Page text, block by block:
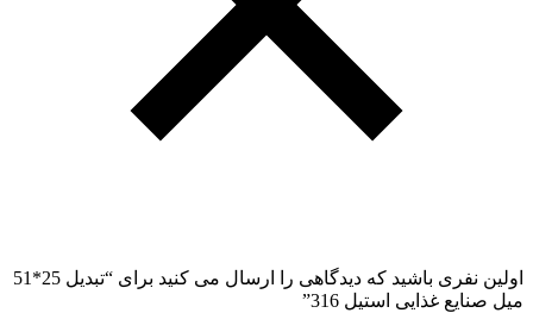
اولین نفری باشید که دیدگاهی را ارسال می کنید برای “تبدیل 25*51
میل صنایع غذایی استیل 316”